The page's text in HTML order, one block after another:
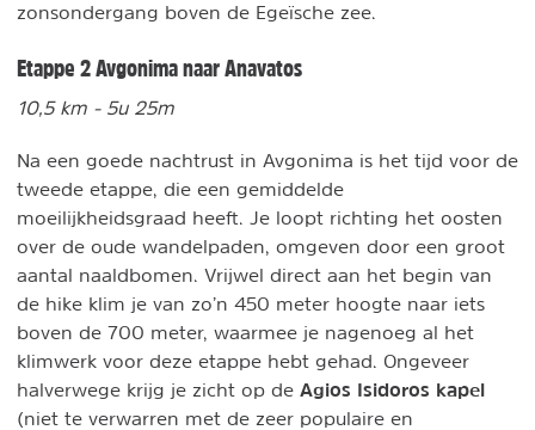
zonsondergang boven de Egeïsche zee.
Etappe 2 Avgonima naar Anavatos
10,5 km - 5u 25m
Na een goede nachtrust in Avgonima is het tijd voor de
tweede etappe, die een gemiddelde
moeilijkheidsgraad heeft. Je loopt richting het oosten
over de oude wandelpaden, omgeven door een groot
aantal naaldbomen. Vrijwel direct aan het begin van
de hike klim je van zo’n 450 meter hoogte naar iets
boven de 700 meter, waarmee je nagenoeg al het
klimwerk voor deze etappe hebt gehad. Ongeveer
halverwege krijg je zicht op de Agios Isidoros kapel
(niet te verwarren met de zeer populaire en